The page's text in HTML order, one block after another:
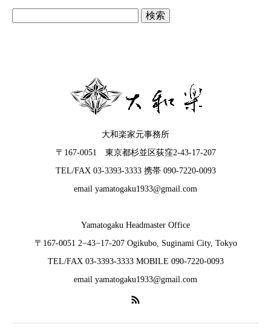
大和楽家元事務所
〒167-0051 東京都杉並区荻窪2-43-17-207
TEL/FAX 03-3393-3333 携帯 090-7220-0093
email yamatogaku1933@gmail.com
Yamatogaku Headmaster Office
〒167-0051 2−43−17-207 Ogikubo, Suginami City, Tokyo
TEL/FAX 03-3393-3333 MOBILE 090-7220-0093
email yamatogaku1933@gmail.com